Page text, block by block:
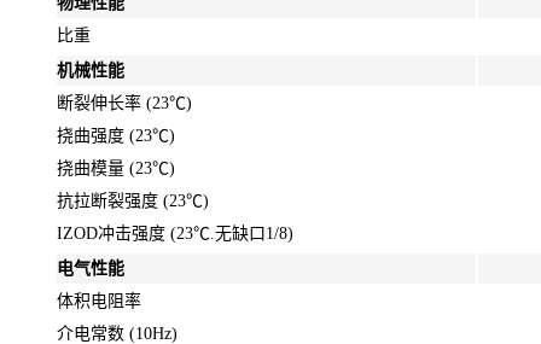
比重
机械性能
断裂伸长率 (23℃)
挠曲强度 (23℃)
挠曲模量 (23℃)
抗拉断裂强度 (23℃)
IZOD冲击强度 (23℃.无缺口1/8)
电气性能
体积电阻率
介电常数 (10Hz)